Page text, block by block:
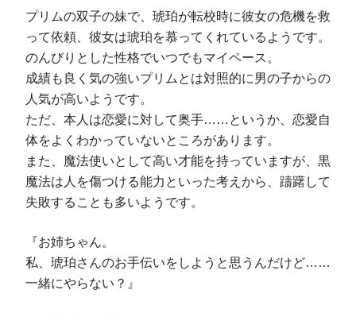
プリムの双子の妹で、琥珀が転校時に彼女の危機を救
って依頼、彼女は琥珀を慕ってくれているようです。
のんびりとした性格でいつでもマイペース。
成績も良く気の強いプリムとは対照的に男の子からの
人気が高いようです。
ただ、本人は恋愛に対して奥手……というか、恋愛自
体をよくわかっていないところがあります。
また、魔法使いとして高い才能を持っていますが、黒
魔法は人を傷つける能力といった考えから、躊躇して
失敗することも多いようです。
『お姉ちゃん。
私、琥珀さんのお手伝いをしようと思うんだけど……
一緒にやらない？』